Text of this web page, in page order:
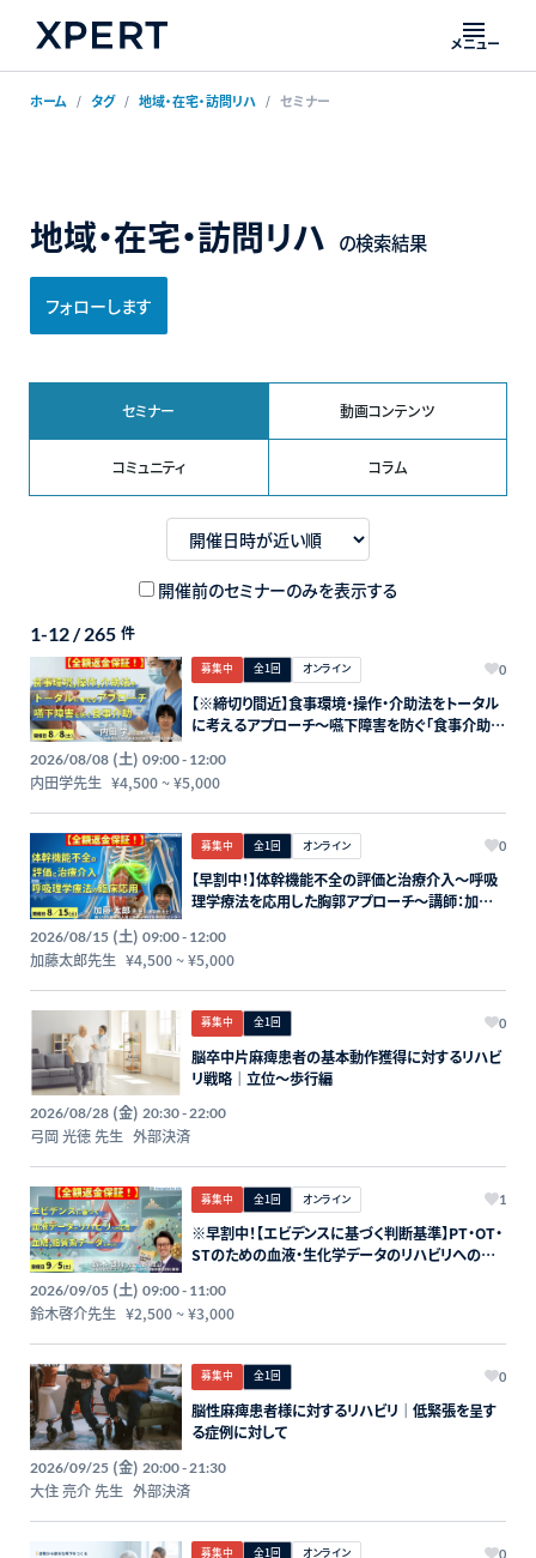
メニュー
ホーム タグ 地域・在宅・訪問リハ セミナー
地域・在宅・訪問リハ の検索結果
フォローします
セミナー 動画コンテンツ
コミュニティ コラム
開催前のセミナーのみを表示する
1-12 / 265 件
募集中 全1回 オンライン 0
【※締切り間近】食事環境・操作・介助法をトータル
に考えるアプローチ～嚥下障害を防ぐ「食事介助」
ライフ】
2026/08/08 (土) 09:00 - 12:00
内田学先生 ¥4,500~¥5,000
募集中 全1回 オンライン 0
【早割中！】体幹機能不全の評価と治療介入～呼吸
理学療法を応用した胸郭アプローチ～講師：加藤
2026/08/15 (土) 09:00 - 12:00
加藤太郎先生 ¥4,500~¥5,000
募集中 全1回 0
脳卒中片麻痺患者の基本動作獲得に対するリハビ
リ戦略｜立位～歩行編
2026/08/28 (金) 20:30 - 22:00
弓岡 光徳 先生 外部決済
募集中 全1回 オンライン 1
※早割中！【エビデンスに基づく判断基準】PT・OT・
STのための血液・生化学データのリハビリへの応
先生【主催：セラピストフォーライフ】
2026/09/05 (土) 09:00 - 11:00
鈴木啓介先生 ¥2,500~¥3,000
募集中 全1回 0
脳性麻痺患者様に対するリハビリ｜低緊張を呈す
る症例に対して
2026/09/25 (金) 20:00 - 21:30
大住 亮介 先生 外部決済
募集中 全1回 オンライン 0